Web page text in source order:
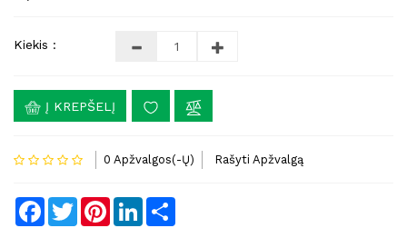
Indai
Dovanos
Kiekis :
Į KREPŠELĮ
0 Apžvalgos(-Ų) Rašyti Apžvalgą
Facebook
TwitterPinterestLinkedIn